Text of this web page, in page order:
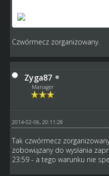
Czwórmecz zorganizowany.
Zyga87
Manager
2014-02-06, 20:11:28
Tak czwórmecz
zobowiązany do wysłania
23:59 - a tego warunku nie